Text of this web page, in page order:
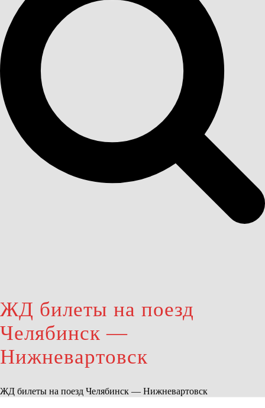
ЖД билеты на поезд
Челябинск —
Нижневартовск
ЖД билеты на поезд Челябинск — Нижневартовск